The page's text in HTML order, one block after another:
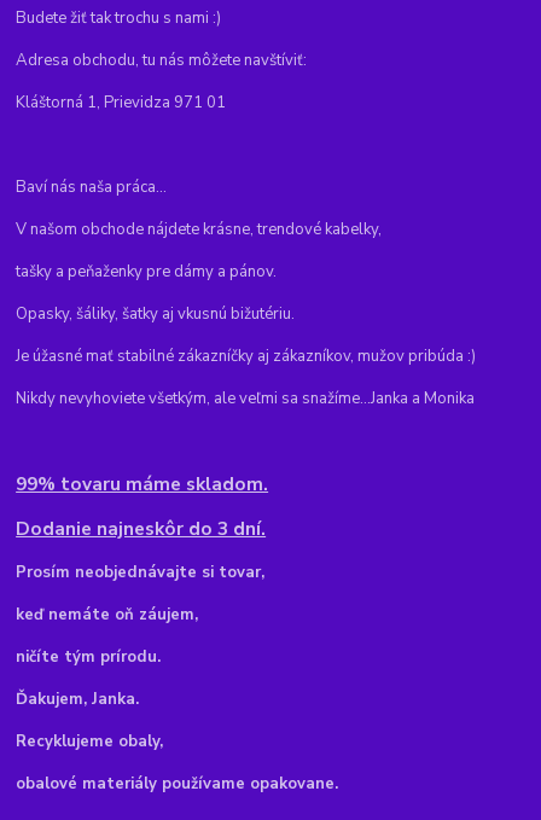
Budete žiť tak trochu s nami :)
Adresa obchodu, tu nás môžete navštíviť:
Kláštorná 1, Prievidza 971 01
Baví nás naša práca...
V našom obchode nájdete krásne, trendové kabelky,
tašky a peňaženky pre dámy a pánov.
Opasky, šáliky, šatky aj vkusnú bižutériu.
Je úžasné mať stabilné zákazníčky aj zákazníkov, mužov pribúda :)
Nikdy nevyhoviete všetkým, ale veľmi sa snažíme...Janka a Monika
99% tovaru máme skladom.
Dodanie najneskôr do 3 dní.
Prosím neobjednávajte si tovar,
keď nemáte oň záujem,
ničíte tým prírodu.
Ďakujem, Janka.
Recyklujeme obaly,
obalové materiály používame opakovane.